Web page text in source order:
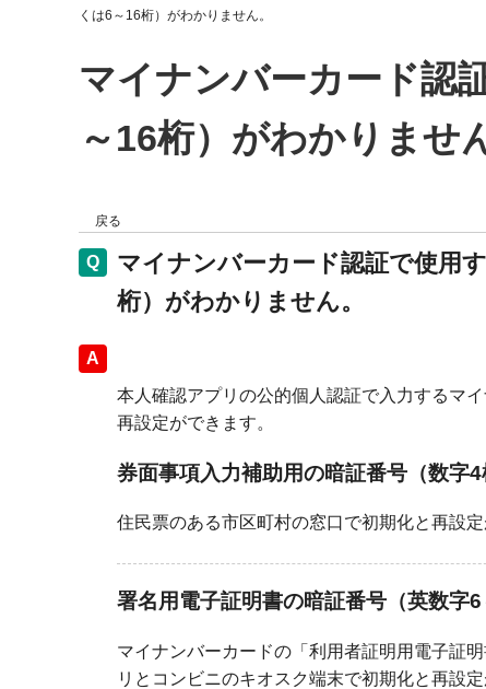
くは6～16桁）がわかりません。
マイナンバーカード認
～16桁）がわかりませ
戻る
マイナンバーカード認証で使用
桁）がわかりません。
回答
本人確認アプリの公的個人認証で入力するマ
再設定ができます。
券面事項入力補助用の暗証番号（数字
住民票のある市区町村の窓口で初期化と再設
署名用電子証明書の暗証番号（英数字
マイナンバーカードの「利用者証明用電子証
リとコンビニのキオスク端末で初期化と再設定